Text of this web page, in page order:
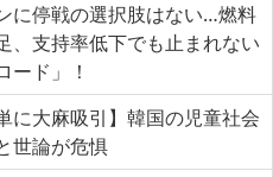
に停戦の選択肢はない…燃料
、支持率低下でも止まれない
ード」！
に大麻吸引】韓国の児童社会
世論が危惧